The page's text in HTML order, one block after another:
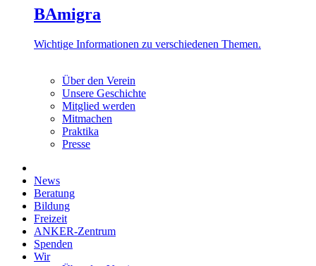
BAmigra
Wichtige Informationen zu verschiedenen Themen.
Über den Verein
Unsere Geschichte
Mitglied werden
Mitmachen
Praktika
Presse
News
Beratung
Bildung
Freizeit
ANKER-Zentrum
Spenden
Wir